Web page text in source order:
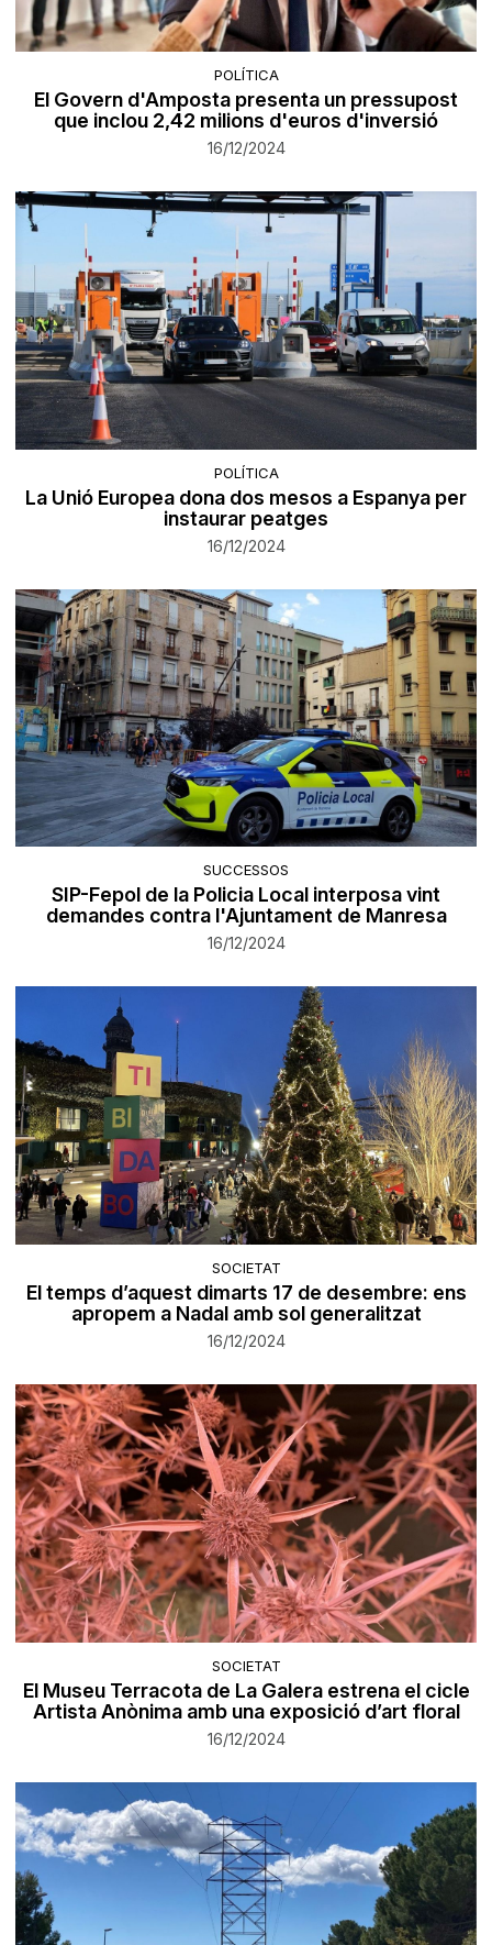
POLÍTICA
El Govern d'Amposta presenta un pressupost
que inclou 2,42 milions d'euros d'inversió
16/12/2024
POLÍTICA
La Unió Europea dona dos mesos a Espanya per
instaurar peatges
16/12/2024
SUCCESSOS
SIP-Fepol de la Policia Local interposa vint
demandes contra l'Ajuntament de Manresa
16/12/2024
SOCIETAT
El temps d’aquest dimarts 17 de desembre: ens
apropem a Nadal amb sol generalitzat
16/12/2024
SOCIETAT
El Museu Terracota de La Galera estrena el cicle
Artista Anònima amb una exposició d’art floral
16/12/2024